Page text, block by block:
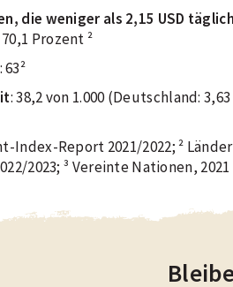
die weniger als 2,15 USD
70,1 Prozent ²
: 63²
: 38,2 von 1.000 (Deutschland: 3,63
Index-Report 2021/2022; ²
2023; ³ Vereinte Nationen, 2021